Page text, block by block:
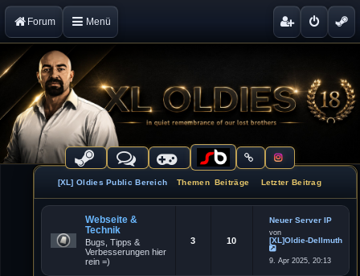
Forum Menü
[XL] Oldies Public Bereich Themen Beiträge Letzter Beitrag
Webseite &
Technik
Bugs, Tipps &
Verbesserungen hier
rein =)
3 10
Neuer Server IP
von
[XL]Oldie-Dellmuth
N
e
9. Apr 2025, 20:13